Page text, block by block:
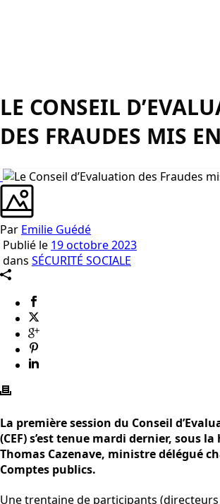
LE CONSEIL
DES FRAUDES MIS
Par Emilie Guédé
Publié le 19 octobre 2023
dans SÉCURITÉ SOCIALE
La première session du Conseil
(CEF) s’est tenue mardi dernier, sous
Thomas Cazenave, ministre délégué
Comptes publics.
Une trentaine de participants (directeurs